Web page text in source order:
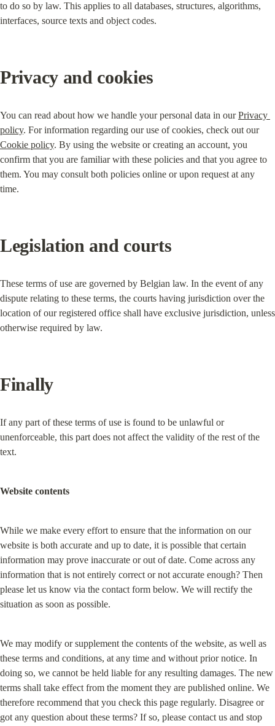
to do so by law. This applies to all databases, structures, algorithms,
interfaces, source texts and object codes.
Privacy and cookies
You can read about how we handle your personal data in our Privacy
policy
. For information regarding our use of cookies, check out our
Cookie policy. By using the website or creating an account, you
confirm that you are familiar with these policies and that you agree to
them. You may consult both policies online or upon request at any
time.
Legislation and courts
These terms of use are governed by Belgian law. In the event of any
dispute relating to these terms, the courts having jurisdiction over the
location of our registered office shall have exclusive jurisdiction, unless
otherwise required by law.
Finally
If any part of these terms of use is found to be unlawful or
unenforceable, this part does not affect the validity of the rest of the
text.
Website contents
While we make every effort to ensure that the information on our
website is both accurate and up to date, it is possible that certain
information may prove inaccurate or out of date. Come across any
information that is not entirely correct or not accurate enough? Then
please let us know via the contact form below. We will rectify the
situation as soon as possible.
We may modify or supplement the contents of the website, as well as
these terms and conditions, at any time and without prior notice. In
doing so, we cannot be held liable for any resulting damages. The new
terms shall take effect from the moment they are published online. We
therefore recommend that you check this page regularly. Disagree or
got any question about these terms? If so, please contact us and stop